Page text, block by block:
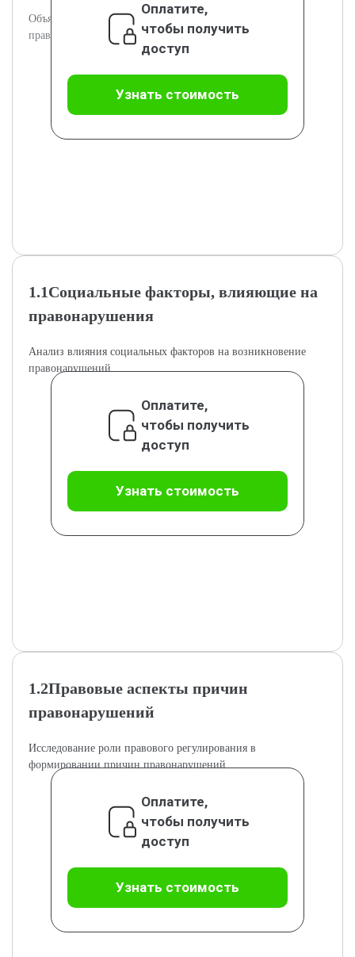
Объяснение сущности и систематизация причин
правонарушений с теоретической точки зрения.
Оплатите,
чтобы получить
доступ
Узнать стоимость
1.1Социальные факторы, влияющие на
правонарушения
Анализ влияния социальных факторов на возникновение
правонарушений.
Оплатите,
чтобы получить
доступ
Узнать стоимость
1.2Правовые аспекты причин
правонарушений
Исследование роли правового регулирования в
формировании причин правонарушений.
Оплатите,
чтобы получить
доступ
Узнать стоимость